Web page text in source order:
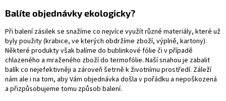
Balíte objednávky ekologicky?
Při balení zásilek se snažíme co nejvíce využít různé materiály, které už
byly použity (krabice, ve kterých obdržíme zboží, výplně, kartony).
Některé produkty však balíme do bublinkové fólie či v případě
chlazeného a mraženého zboží do termofólie. Naší snahou je zabalit
balík co nejefektivněji a zároveň šetrně k životnímu prostředí. Záleží
nám ale i na tom, aby Vám objednávka došla v pořádku a nepoškozená
a přizpůsobujeme tomu způsob balení.